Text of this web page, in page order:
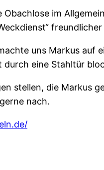
im
uns Markus auf
durch eine Stahltür
stellen, die Markus
nach.